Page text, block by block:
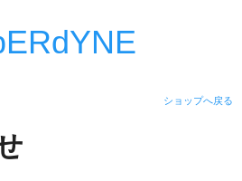
ショップへ戻る